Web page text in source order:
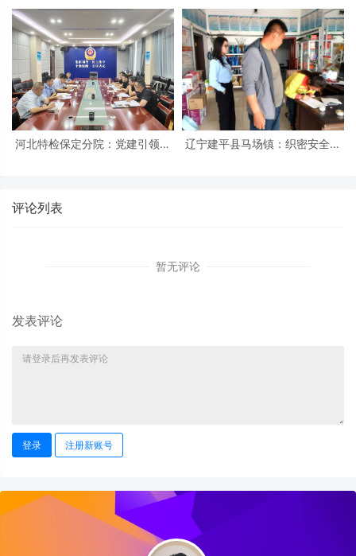
式在京隆重举行
河北特检保定分院：党建引领促
辽宁建平县马场镇：织密安全防
评论列表
暂无评论
发表评论
登录 注册新账号